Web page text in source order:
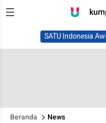
SATU Indonesia
Beranda News